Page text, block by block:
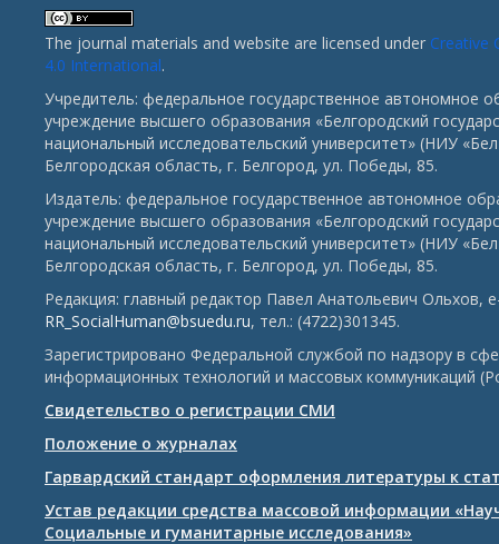
The journal materials and website are licensed under Creative
4.0 International.
Учредитель: федеральное государственное автономное
учреждение высшего образования «Белгородский
национальный исследовательский университет» (НИУ
Белгородская область, г. Белгород, ул. Победы, 85.
Издатель: федеральное государственное автономное
учреждение высшего образования «Белгородский
национальный исследовательский университет» (НИУ
Белгородская область, г. Белгород, ул. Победы, 85.
Редакция: главный редактор Павел Анатольевич Ольхов,
RR_SocialHuman@bsuedu.ru, тел.: (4722)301345.
Зарегистрировано Федеральной службой по надзору в
информационных технологий и массовых коммуникаций
Свидетельство о регистрации СМИ
Положение о журналах
Гарвардский стандарт оформления литературы к
Устав редакции средства массовой информации
Социальные и гуманитарные исследования»